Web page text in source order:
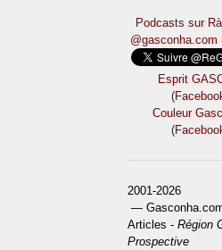
Podcasts sur
@gasconha.com
Esprit
Couleur
2001-2026
—
Articles -Région
Prospective